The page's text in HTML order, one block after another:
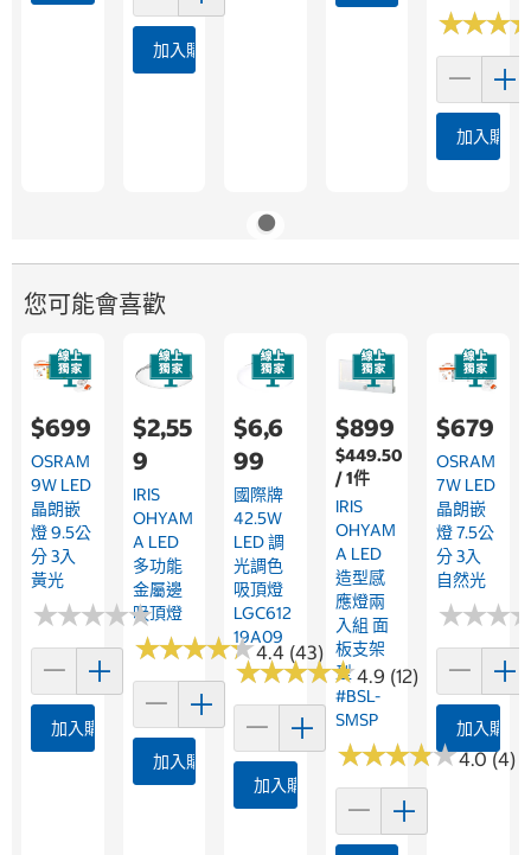
加入購物車
★★★
★★★
加入購物
您可能會喜歡
$699
OSRAM
9W LED
晶朗嵌
燈 9.5公
分 3入
黃光
★★★★★
★★★★★
加入購物車
$2,55
9
IRIS
OHYAM
A LED
多功能
金屬邊
吸頂燈
★★★★★
★★★★★4.4 (43)
加入購物車
$6,6
99
國際牌
42.5W
LED 調
光調色
吸頂燈
LGC612
19A09
★★★★★
★★★★★4.9 (12)
加入購物車
$899
$449.50
/ 1件
IRIS
OHYAM
A LED
造型感
應燈兩
入組 面
板支架
型
#BSL-
SMSP
★★★★★
★★★★★4.0 (4)
$679
OSRAM
7W LED
晶朗嵌
燈 7.5公
分 3入
自然光
★★★
★★★
加入購物